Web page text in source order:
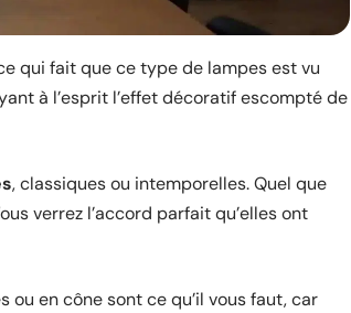
qui fait que ce type de lampes est vu
à l’esprit l’effet décoratif escompté de
, classiques ou intemporelles. Quel que
verrez l’accord parfait qu’elles ont
ou en cône sont ce qu’il vous faut, car